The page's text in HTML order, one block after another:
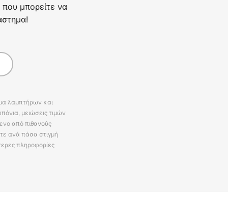
μπορείτε να
λαμπτήρων και
μειώσεις τιμών
από πιθανούς
ανά πάσα στιγμή
πληροφορίες